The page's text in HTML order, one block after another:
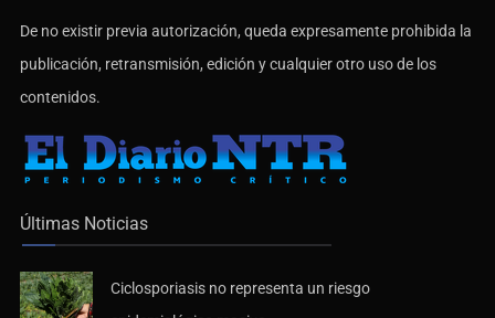
De no existir previa autorización, queda expresamente prohibida la
publicación, retransmisión, edición y cualquier otro uso de los
contenidos.
Últimas Noticias
Ciclosporiasis no representa un riesgo